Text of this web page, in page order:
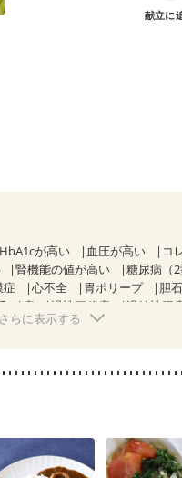
献立に
が高い 血圧が高い
コ
腎機能の値が高い 糖尿病（2
症 心不全 胃ポリープ
胆
痔 慢性便秘症
過敏性腸
尿病性腎症（第２期）
血圧が気になる（初期）
さらに表示する